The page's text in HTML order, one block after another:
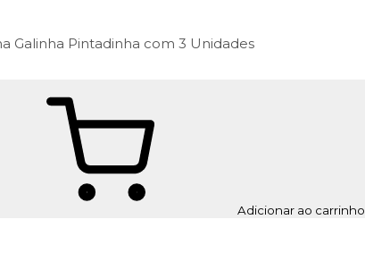
Galinha Pintadinha com 3 Unidades
Adicionar ao carrinho